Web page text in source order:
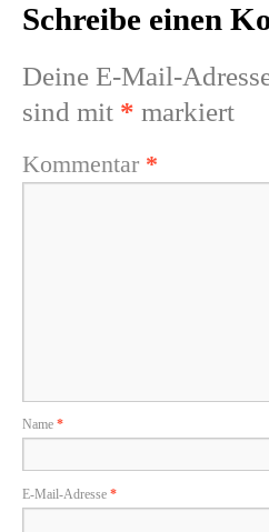
Schreibe einen
Deine E-Mail-
sind mit * markiert
Kommentar *
Name *
E-Mail-Adresse *